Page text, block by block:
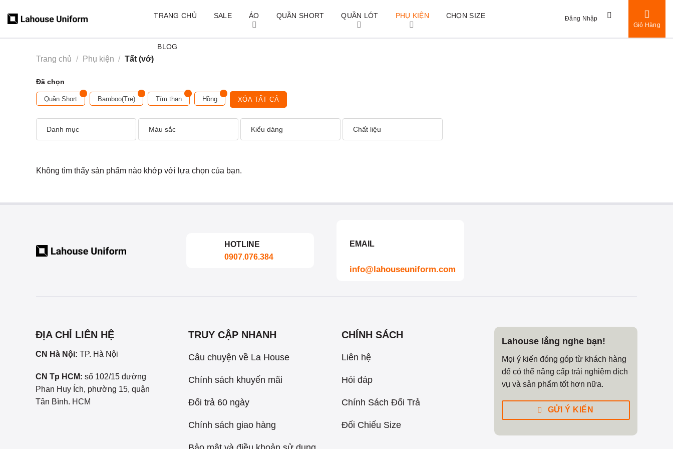
TRANG CHỦ SALE ÁO QUẦN SHORT QUẦN LÓT PHỤ KIỆN CHỌN SIZE
BLOG
Đăng Nhập
Giỏ Hàng
Trang chủ / Phụ kiện / Tất (vớ)
Đã chọn
Quần Short Bamboo(Tre) Tím than Hồng XÓA TẤT CẢ
Danh mục Màu sắc Kiểu dáng Chất liệu
Không tìm thấy sản phẩm nào khớp với lựa chọn của bạn.
HOTLINE
0907.076.384
EMAIL
info@lahouseuniform.com
ĐỊA CHỈ LIÊN HỆ
CN Hà Nội: TP. Hà Nội
CN Tp HCM: số 102/15 đường
Phan Huy Ích, phường 15, quận
Tân Bình. HCM
TRUY CẬP NHANH
Câu chuyện về La House
Chính sách khuyến mãi
Đổi trả 60 ngày
Chính sách giao hàng
CHÍNH SÁCH
Liên hệ
Hỏi đáp
Chính Sách Đổi Trả
Đối Chiếu Size
Lahouse lắng nghe bạn!
Mọi ý kiến đóng góp từ khách hàng
để có thể nâng cấp trải nghiệm dịch
vụ và sản phẩm tốt hơn nữa.
GỬI Ý KIẾN